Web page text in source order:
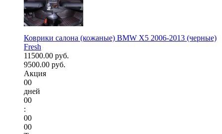
Коврики салона (кожаные) BMW X5 2006-2013 (черные)
Fresh
11500.00 руб.
9500.00 руб.
Акция
00
дней
00
:
00
00